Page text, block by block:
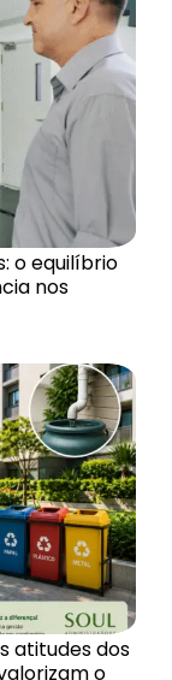
o equilíbrio
nos
atitudes dos
o